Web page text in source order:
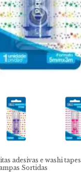
adesivas e washi tapes
Sortidas